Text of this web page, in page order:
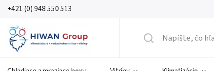
+421 (0) 948 550 513